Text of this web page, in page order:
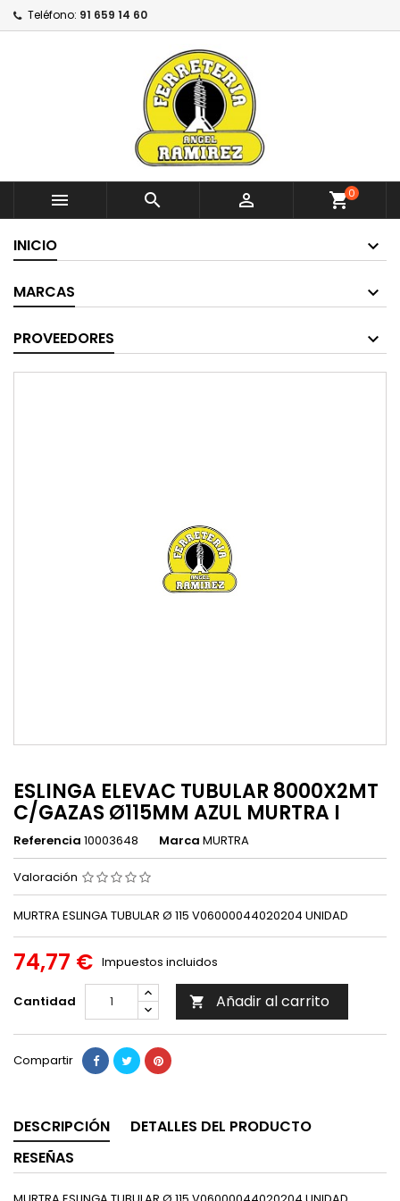
Teléfono: 91 659 14 60
   shopping_cart0
INICIO
MARCAS
PROVEEDORES
ESLINGA ELEVAC TUBULAR 8000X2MT
C/GAZAS Ø115MM AZUL MURTRA I
Referencia 10003648 Marca MURTRA
Valoración
MURTRA ESLINGA TUBULAR Ø 115 V06000044020204 UNIDAD
74,77 € Impuestos incluidos
Cantidad  Añadir al carrito
Compartir
DESCRIPCIÓN
DETALLES DEL PRODUCTO
RESEÑAS